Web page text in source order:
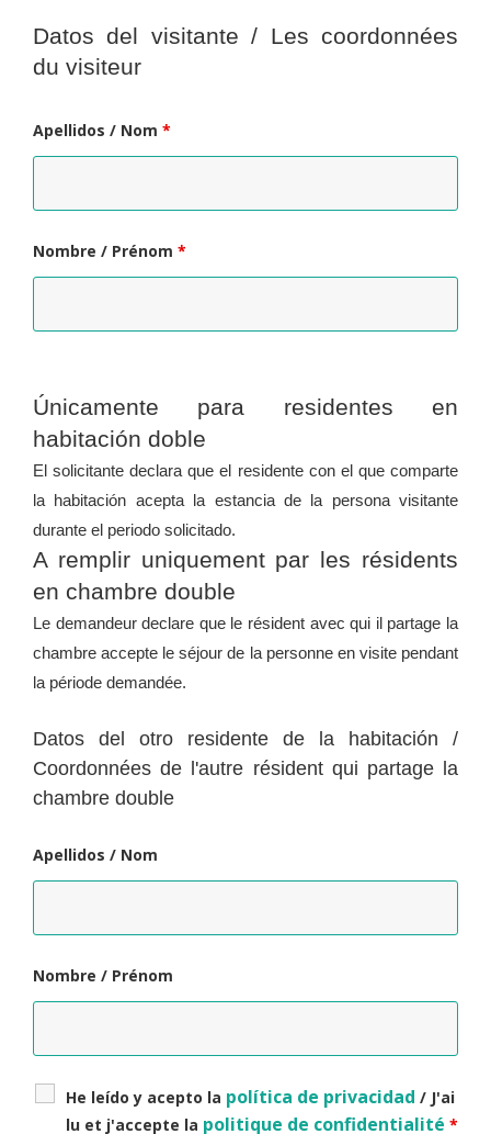
Datos del visitante / Les coordonnées
du visiteur
Apellidos / Nom *
Nombre / Prénom *
Únicamente para residentes en
habitación doble
El solicitante declara que el residente con el que comparte
la habitación acepta la estancia de la persona visitante
durante el periodo solicitado.
A remplir uniquement par les résidents
en chambre double
Le demandeur declare que le résident avec qui il partage la
chambre accepte le séjour de la personne en visite pendant
la période demandée.
Datos del otro residente de la habitación /
Coordonnées de l'autre résident qui partage la
chambre double
Apellidos / Nom
Nombre / Prénom
He leído y acepto la política de privacidad / J'ai
lu et j'accepte la politique de confidentialité *